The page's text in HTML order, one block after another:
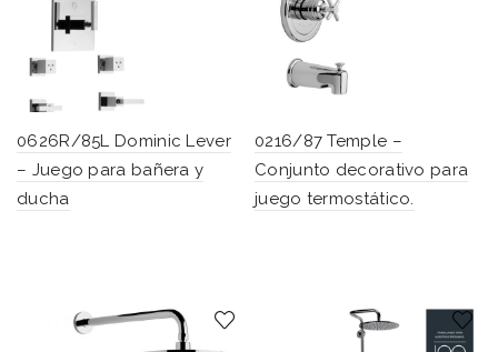
0626R/85L Dominic Lever
– Juego para bañera y
ducha
0216/87 Temple –
Conjunto decorativo para
juego termostático.